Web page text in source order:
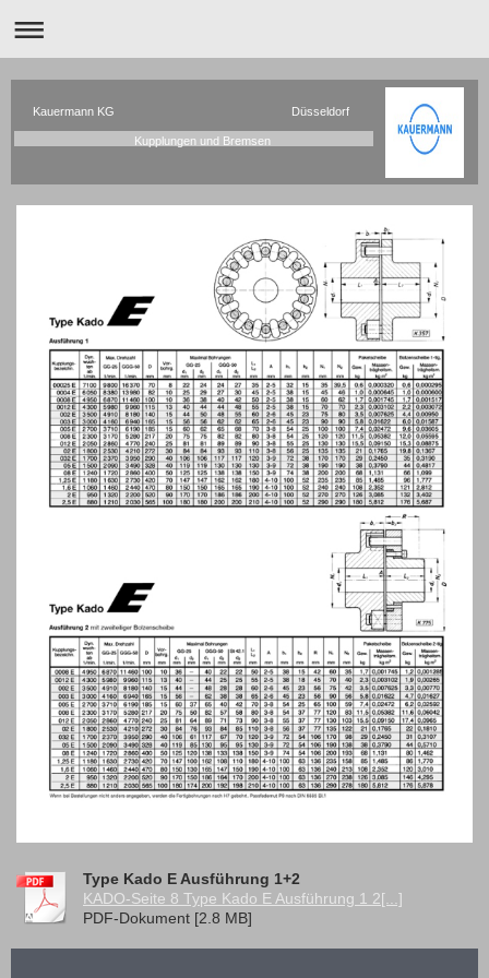
Kauermann KG Düsseldorf
Kupplungen und Bremsen
Type Kado E Ausführung 1+2
KADO-Seite 8 Type Kado E Ausführung 1 2[...]
PDF-Dokument [2.8 MB]